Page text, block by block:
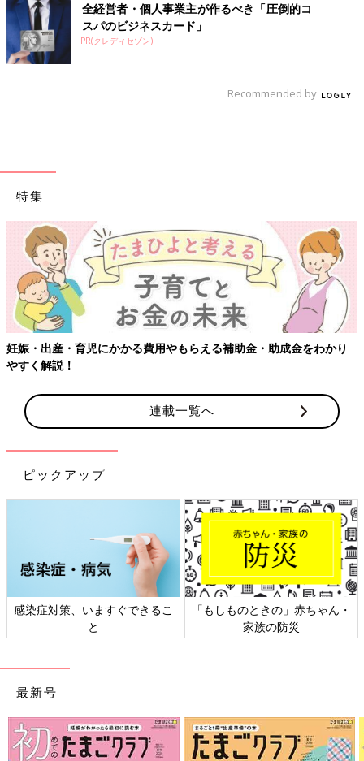
全経営者・個人事業主が作るべき「圧倒的コ
スパのビジネスカード」
PR(クレディセゾン)
Recommended by
特集
【ワクチン接種できるものも】妊婦の感染症対策、知っておいて！
連載一覧へ
ピックアップ
日本外来小児科学会リーフレッ
ト検討会
六星占術 細木かおりさんの人生
相談
最新号